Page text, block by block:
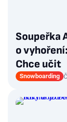
Soupeřka
o
Chce učit
Snowboarding